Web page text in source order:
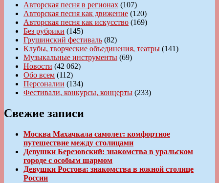
Авторская песня в регионах (107)
Авторская песня как движение (120)
Авторская песня как искусство (169)
Без рубрики (145)
Грушинский фестиваль (82)
Клубы, творческие объединения, театры (141)
Музыкальные инструменты (69)
Новости (42 062)
Обо всем (112)
Персоналии (134)
Фестивали, конкурсы, концерты (233)
Свежие записи
Москва Махачкала самолет: комфортное
путешествие между столицами
Девушки Березовский: знакомства в уральском
городе с особым шармом
Девушки Ростова: знакомства в южной столице
России